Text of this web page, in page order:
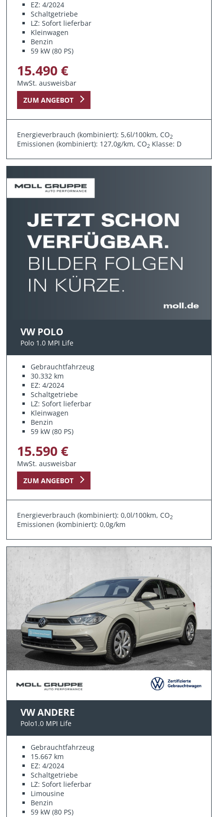
EZ: 4/2024
Schaltgetriebe
LZ: Sofort lieferbar
Kleinwagen
Benzin
59 kW (80 PS)
15.490 €
MwSt. ausweisbar
ZUM ANGEBOT
Energieverbrauch (kombiniert): 5,6l/100km, CO2
Emissionen (kombiniert): 127,0g/km, CO2 Klasse: D
VW POLO
Polo 1.0 MPI Life
Gebrauchtfahrzeug
30.332 km
EZ: 4/2024
Schaltgetriebe
LZ: Sofort lieferbar
Kleinwagen
Benzin
59 kW (80 PS)
15.590 €
MwSt. ausweisbar
ZUM ANGEBOT
Energieverbrauch (kombiniert): 0,0l/100km, CO2
Emissionen (kombiniert): 0,0g/km
VW ANDERE
Polo1.0 MPI Life
Gebrauchtfahrzeug
15.667 km
EZ: 4/2024
Schaltgetriebe
LZ: Sofort lieferbar
Limousine
Benzin
59 kW (80 PS)